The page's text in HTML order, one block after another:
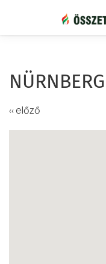
tartalomra
NÜRNBERG
‹‹ előző